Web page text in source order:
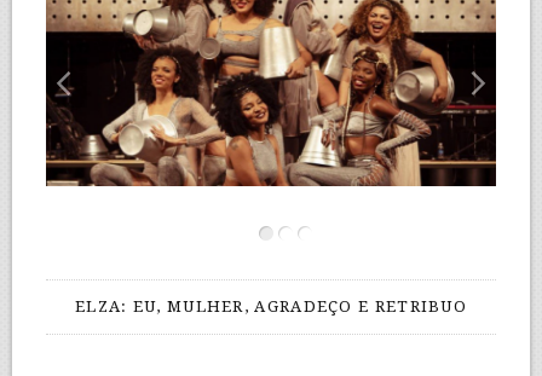
ELZA: EU, MULHER, AGRADEÇO E RETRIBUO